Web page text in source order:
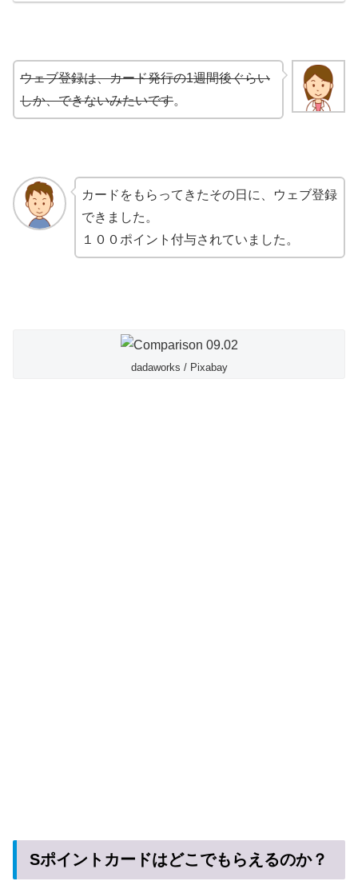
ウェブ登録は、カード発行の1週間後ぐらい
しか、できないみたいです。
カードをもらってきたその日に、ウェブ登録
できました。
１００ポイント付与されていました。
dadaworks / Pixabay
Sポイントカードはどこでもらえるのか？